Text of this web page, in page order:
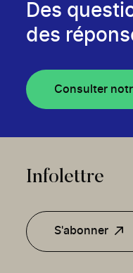
Des
des
Consulter
Infolettre
S'abonner